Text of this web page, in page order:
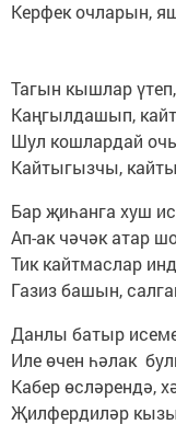
Керфек очларын,
Тагын кышлар
Каңгылдашып,
Шул кошлардай
Кайтыгызчы,
Бар җиһанга хуш
Ап-ак чәчәк атар
Тик кайтмаслар
Газиз башын,
Данлы батыр
Иле өчен һәлак
Кабер өсләрендә,
Җилфердиләр